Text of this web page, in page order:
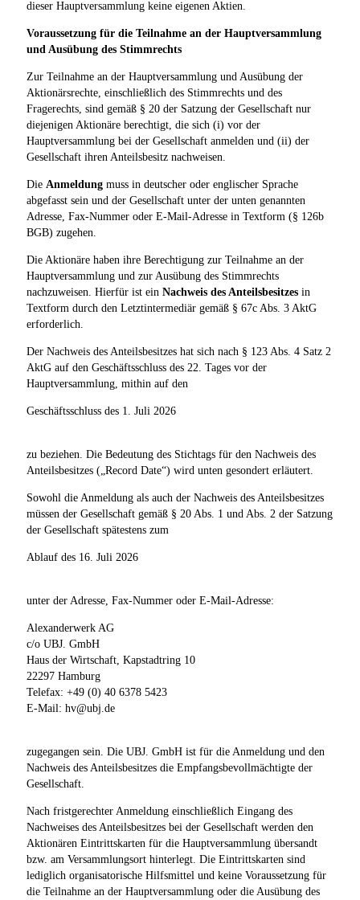
dieser Hauptversammlung keine eigenen Aktien.
Voraussetzung für die Teilnahme an der Hauptversammlung
und Ausübung des Stimmrechts
Zur Teilnahme an der Hauptversammlung und Ausübung der
Aktionärsrechte, einschließlich des Stimmrechts und des
Fragerechts, sind gemäß § 20 der Satzung der Gesellschaft nur
diejenigen Aktionäre berechtigt, die sich (i) vor der
Hauptversammlung bei der Gesellschaft anmelden und (ii) der
Gesellschaft ihren Anteilsbesitz nachweisen.
Die Anmeldung muss in deutscher oder englischer Sprache
abgefasst sein und der Gesellschaft unter der unten genannten
Adresse, Fax-Nummer oder E-Mail-Adresse in Textform (§ 126b
BGB) zugehen.
Die Aktionäre haben ihre Berechtigung zur Teilnahme an der
Hauptversammlung und zur Ausübung des Stimmrechts
nachzuweisen. Hierfür ist ein Nachweis des Anteilsbesitzes in
Textform durch den Letztintermediär gemäß § 67c Abs. 3 AktG
erforderlich.
Der Nachweis des Anteilsbesitzes hat sich nach § 123 Abs. 4 Satz 2
AktG auf den Geschäftsschluss des 22. Tages vor der
Hauptversammlung, mithin auf den
Geschäftsschluss des 1. Juli 2026
zu beziehen. Die Bedeutung des Stichtags für den Nachweis des
Anteilsbesitzes („Record Date“) wird unten gesondert erläutert.
Sowohl die Anmeldung als auch der Nachweis des Anteilsbesitzes
müssen der Gesellschaft gemäß § 20 Abs. 1 und Abs. 2 der Satzung
der Gesellschaft spätestens zum
Ablauf des 16. Juli 2026
unter der Adresse, Fax-Nummer oder E-Mail-Adresse:
Alexanderwerk AG
c/o UBJ. GmbH
Haus der Wirtschaft, Kapstadtring 10
22297 Hamburg
Telefax: +49 (0) 40 6378 5423
E-Mail: hv@ubj.de
zugegangen sein. Die UBJ. GmbH ist für die Anmeldung und den
Nachweis des Anteilsbesitzes die Empfangsbevollmächtigte der
Gesellschaft.
Nach fristgerechter Anmeldung einschließlich Eingang des
Nachweises des Anteilsbesitzes bei der Gesellschaft werden den
Aktionären Eintrittskarten für die Hauptversammlung übersandt
bzw. am Versammlungsort hinterlegt. Die Eintrittskarten sind
lediglich organisatorische Hilfsmittel und keine Voraussetzung für
die Teilnahme an der Hauptversammlung oder die Ausübung des